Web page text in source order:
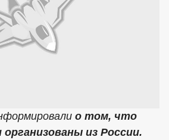
о том, что
из России.